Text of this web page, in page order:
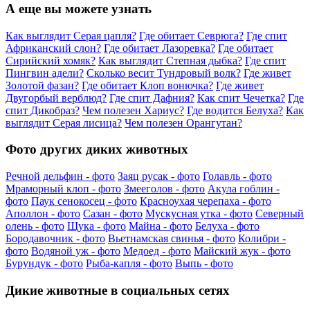
А еще вы можете узнать
Как выглядит Серая цапля? Где обитает Севрюга? Где спит
Африканский слон? Где обитает Лазоревка? Где обитает
Сирийский хомяк? Как выглядит Степная дыбка? Где спит
Пингвин адели? Сколько весит Тундровый волк? Где живет
Золотой фазан? Где обитает Клоп вонючка? Где живет
Двугорбый верблюд? Где спит Дафния? Как спит Чечетка? Где
спит Дикобраз? Чем полезен Хариус? Где водится Белуха? Как
выглядит Серая лисица? Чем полезен Орангутан?
Фото других диких животных
Речной дельфин - фото Заяц русак - фото Голавль - фото
Мраморный клоп - фото Змееголов - фото Акула гоблин -
фото Паук сенокосец - фото Красноухая черепаха - фото
Аполлон - фото Сазан - фото Мускусная утка - фото Северный
олень - фото Щука - фото Майна - фото Белуха - фото
Бородавочник - фото Вьетнамская свинья - фото Колибри -
фото Водяной уж - фото Медоед - фото Майский жук - фото
Бурундук - фото Рыба-капля - фото Выпь - фото
Дикие животные в социальных сетях